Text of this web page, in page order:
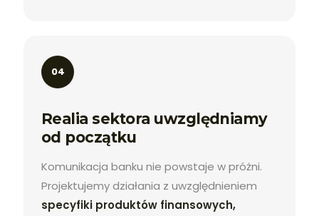
04
Realia sektora uwzględniamy
od początku
Komunikacja banku nie powstaje w próżni.
Projektujemy działania z uwzględnieniem
specyfiki produktów finansowych,